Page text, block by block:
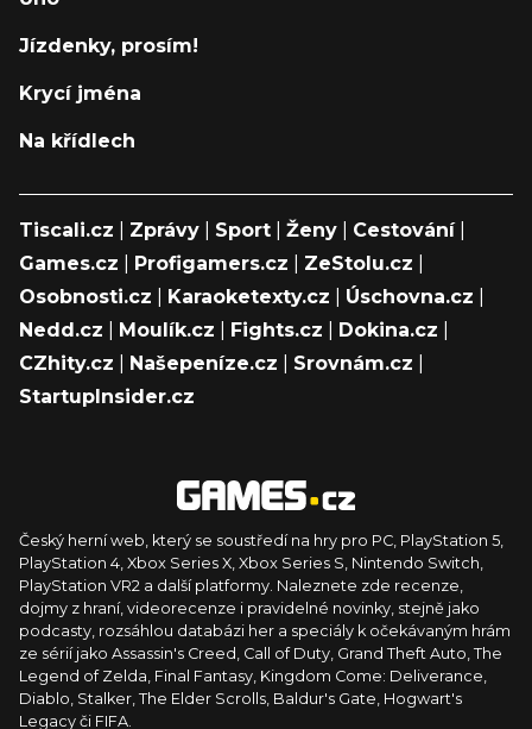
Jízdenky, prosím!
Krycí jména
Na křídlech
Tiscali.cz Zprávy Sport Ženy Cestování|
Games.cz
Profigamers.cz ZeStolu.cz
Osobnosti.cz
Karaoketexty.cz Úschovna.cz
Nedd.cz
Moulík.cz Fights.cz Dokina.cz
CZhity.cz
Našepeníze.cz Srovnám.cz
StartupInsider.cz
Český herní web, který se soustředí na hry pro PC, PlayStation 5,
PlayStation 4, Xbox Series X, Xbox Series S, Nintendo Switch,
PlayStation VR2 a další platformy. Naleznete zde recenze,
dojmy z hraní, videorecenze i pravidelné novinky, stejně jako
podcasty, rozsáhlou databázi her a speciály k očekávaným hrám
ze sérií jako Assassin's Creed, Call of Duty, Grand Theft Auto, The
Legend of Zelda, Final Fantasy, Kingdom Come: Deliverance,
Diablo, Stalker, The Elder Scrolls, Baldur's Gate, Hogwart's
Legacy či FIFA.